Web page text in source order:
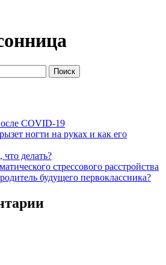
Поиск
COVID-19
ногти на руках и как его
делать?
стрессового расстройства
будущего первоклассника?